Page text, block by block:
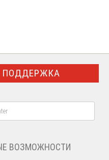
ПОДДЕРЖКА
ВОЗМОЖНОСТИ